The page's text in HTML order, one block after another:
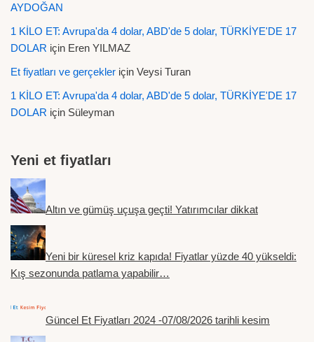
AYDOĞAN
1 KİLO ET: Avrupa'da 4 dolar, ABD'de 5 dolar, TÜRKİYE'DE 17
DOLAR için Eren YILMAZ
Et fiyatları ve gerçekler için Veysi Turan
1 KİLO ET: Avrupa'da 4 dolar, ABD'de 5 dolar, TÜRKİYE'DE 17
DOLAR için Süleyman
Yeni et fiyatları
Altın ve gümüş uçuşa geçti! Yatırımcılar dikkat
Yeni bir küresel kriz kapıda! Fiyatlar yüzde 40 yükseldi:
Kış sezonunda patlama yapabilir…
Güncel Et Fiyatları 2024 -07/08/2026 tarihli kesim